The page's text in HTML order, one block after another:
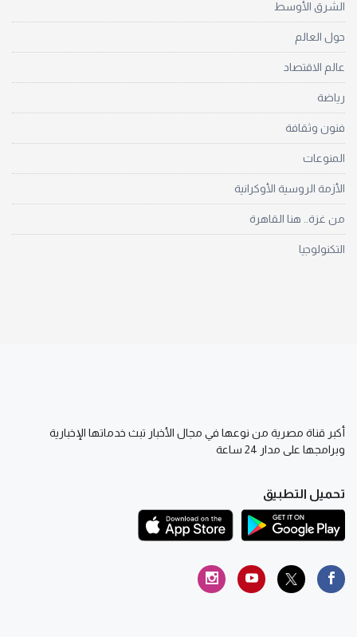
الشرق الأوسط
حول العالم
عالم الاقتصاد
رياضة
فنون وثقافة
المنوعات
الأزمة الروسية الأوكرانية
من غزة.. هنا القاهرة
التكنولوجيا
أكبر قناة مصرية من نوعها في مجال الأخبار تبث خدماتها الإخبارية
وبرامجها على مدار 24 ساعة
تحميل التطبيق